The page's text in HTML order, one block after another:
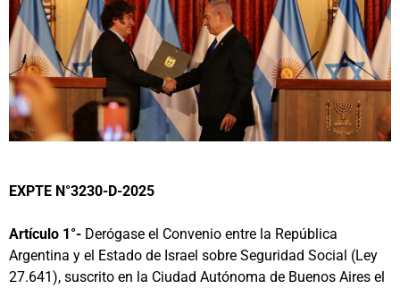
EXPTE N°3230-D-2025
Artículo 1°- Derógase el Convenio entre la República
Argentina y el Estado de Israel sobre Seguridad Social (Ley
27.641), suscrito en la Ciudad Autónoma de Buenos Aires el